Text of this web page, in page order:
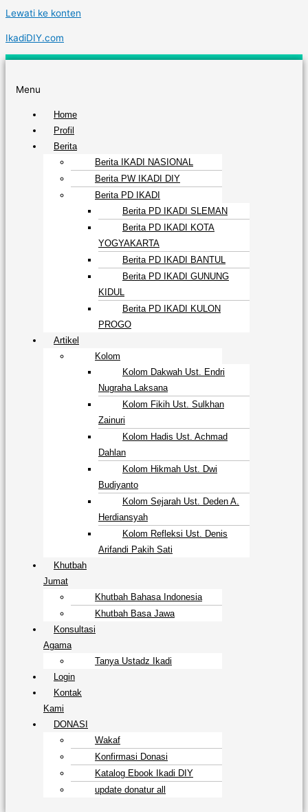
Lewati ke konten
IkadiDIY.com
Menu
Home
Profil
Berita
Berita IKADI NASIONAL
Berita PW IKADI DIY
Berita PD IKADI
Berita PD IKADI SLEMAN
Berita PD IKADI KOTA
YOGYAKARTA
Berita PD IKADI BANTUL
Berita PD IKADI GUNUNG
KIDUL
Berita PD IKADI KULON
PROGO
Artikel
Kolom
Kolom Dakwah Ust. Endri
Nugraha Laksana
Kolom Fikih Ust. Sulkhan
Zainuri
Kolom Hadis Ust. Achmad
Dahlan
Kolom Hikmah Ust. Dwi
Budiyanto
Kolom Sejarah Ust. Deden A.
Herdiansyah
Kolom Refleksi Ust. Denis
Arifandi Pakih Sati
Khutbah
Jumat
Khutbah Bahasa Indonesia
Khutbah Basa Jawa
Konsultasi
Agama
Tanya Ustadz Ikadi
Login
Kontak
Kami
DONASI
Wakaf
Konfirmasi Donasi
Katalog Ebook Ikadi DIY
update donatur all